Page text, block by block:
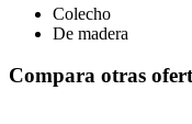
Colecho
De madera
Compara otras